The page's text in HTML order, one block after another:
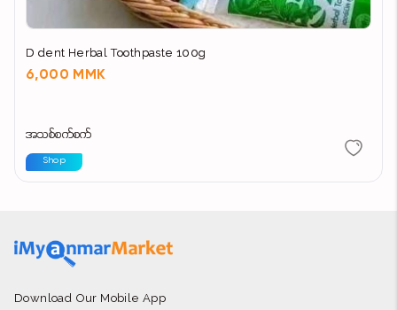
D dent Herbal Toothpaste 100g
6,000 MMK
အသစ်စက်စက်
Shop
Download Our Mobile App